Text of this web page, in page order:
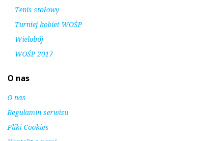
Tenis stołowy
Turniej kobiet WOŚP
Wielobój
WOŚP 2017
O nas
O nas
Regulamin serwisu
Pliki Cookies